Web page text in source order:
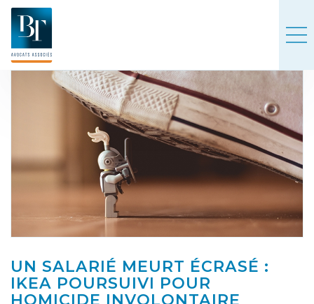
UN SALARIÉ MEURT ÉCRASÉ :
IKEA POURSUIVI POUR